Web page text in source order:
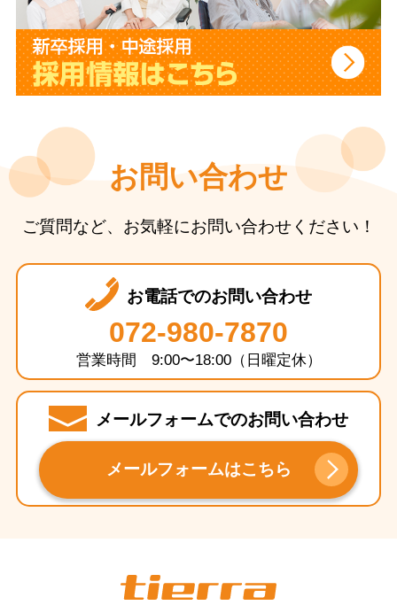
お問い合わせ
ご質問など、お気軽にお問い合わせください！
お電話でのお問い合わせ
072-980-7870
営業時間 9:00〜18:00（日曜定休）
メールフォームでのお問い合わせ
メールフォームはこちら